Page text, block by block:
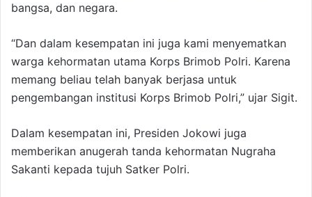
bangsa, dan negara.
“Dan dalam kesempatan ini juga kami menyematkan
warga kehormatan utama Korps Brimob Polri. Karena
memang beliau telah banyak berjasa untuk
pengembangan institusi Korps Brimob Polri,” ujar Sigit.
Dalam kesempatan ini, Presiden Jokowi juga
memberikan anugerah tanda kehormatan Nugraha
Sakanti kepada tujuh Satker Polri.